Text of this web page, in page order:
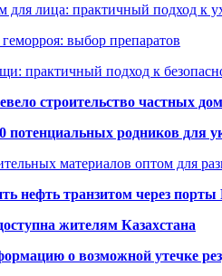
лица: практичный подход к
выбор препаратов
практичный подход к
строительство частных
потенциальных родников для
материалов оптом для
нефть транзитом через порты
жителям Казахстана
о возможной утечке